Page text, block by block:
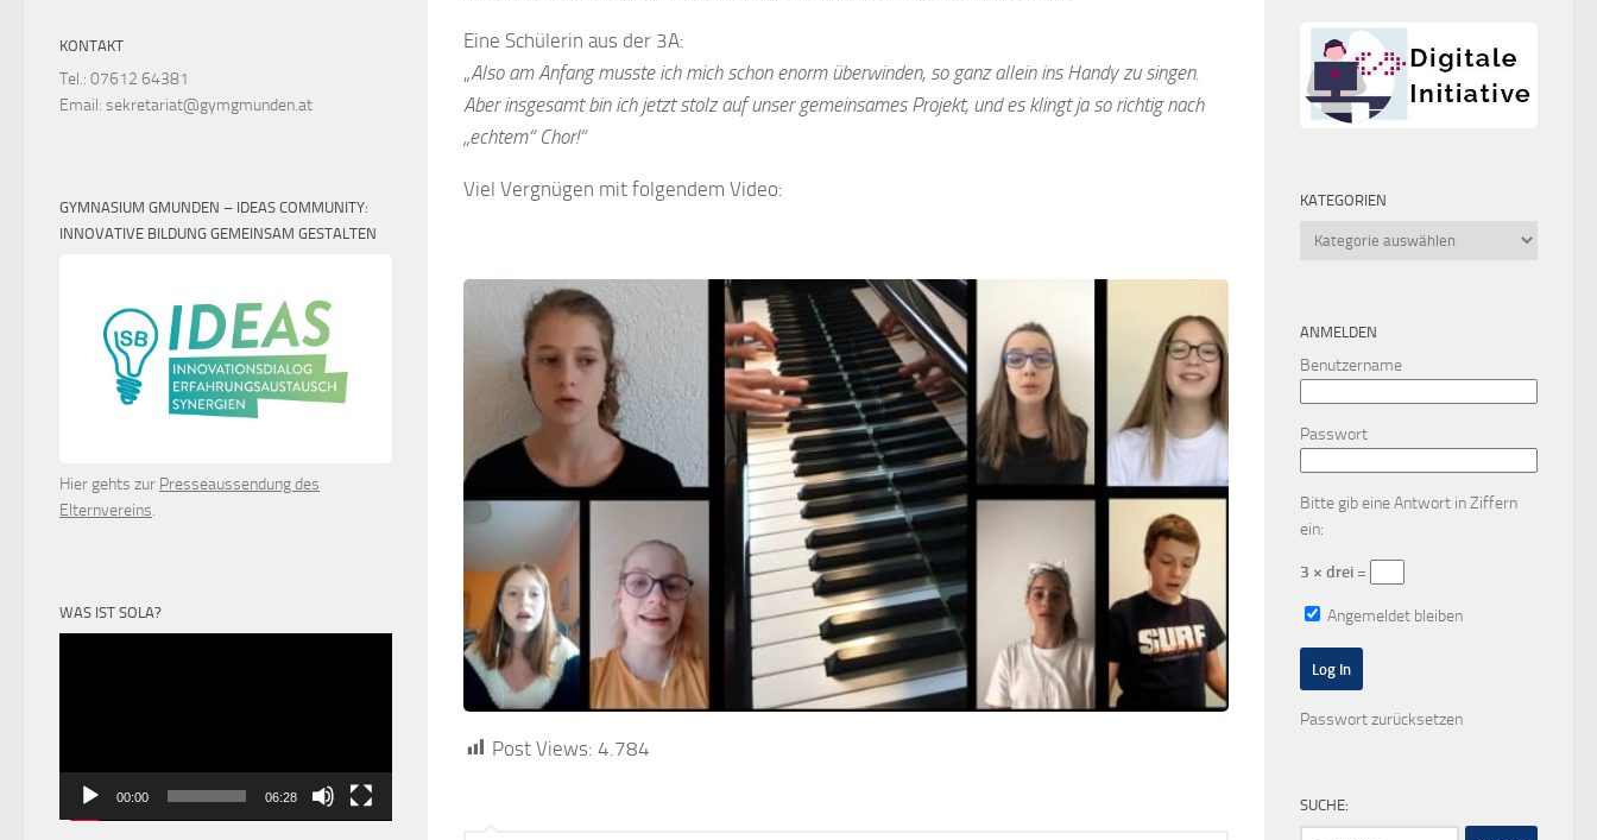
Eine Schülerin aus der 3A:
„Also am Anfang musste ich mich schon enorm überwinden, so ganz allein ins Handy zu singen.
Aber insgesamt bin ich jetzt stolz auf unser gemeinsames Projekt, und es klingt ja so richtig nach
„echtem“ Chor!“
Viel Vergnügen mit folgendem Video:
Post Views: 4.784
KONTAKT
Tel.: 07612 64381
Email: sekretariat@gymgmunden.at
GYMNASIUM GMUNDEN – IDEAS COMMUNITY:
INNOVATIVE BILDUNG GEMEINSAM GESTALTEN
Hier gehts zur Presseaussendung des
Elternvereins.
WAS IST SOLA?
00:00 06:28
KATEGORIEN
Kategorien
ANMELDEN
Benutzername
Passwort
Bitte gib eine Antwort in Ziffern
ein:
3 × drei =
Angemeldet bleiben
Passwort zurücksetzen
SUCHE: